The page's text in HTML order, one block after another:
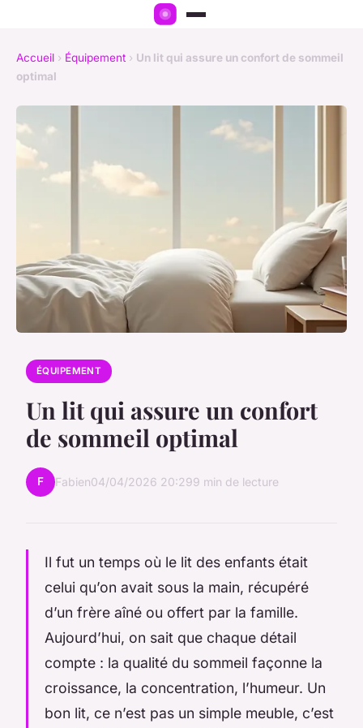
Accueil › Équipement › Un lit qui assure un confort de sommeil
optimal
ÉQUIPEMENT
Un lit qui assure un confort
de sommeil optimal
F Fabien04/04/2026 20:299 min de lecture
Il fut un temps où le lit des enfants était
celui qu’on avait sous la main, récupéré
d’un frère aîné ou offert par la famille.
Aujourd’hui, on sait que chaque détail
compte : la qualité du sommeil façonne la
croissance, la concentration, l’humeur. Un
bon lit, ce n’est pas un simple meuble, c’est